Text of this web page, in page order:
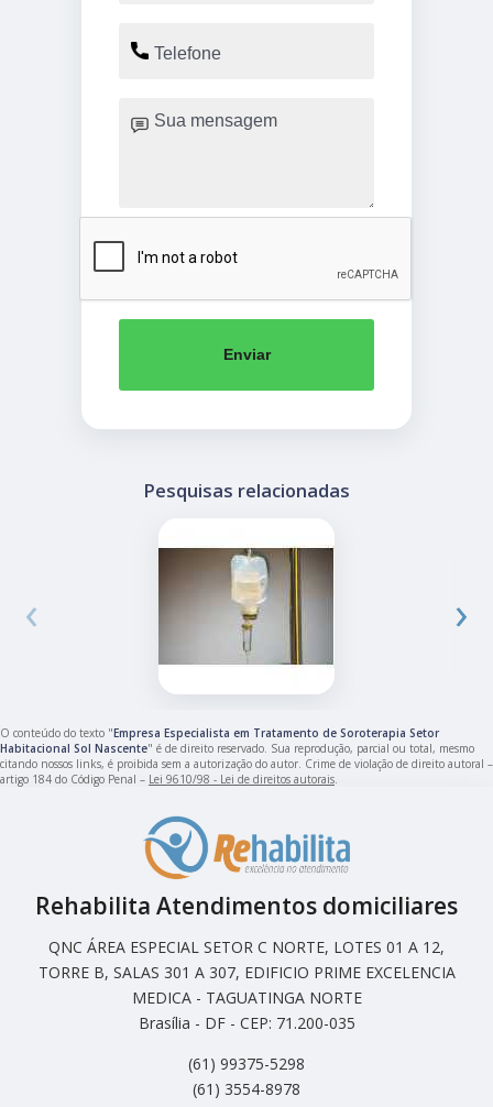
Enviar
Pesquisas relacionadas
‹ ›
O conteúdo do texto "Empresa Especialista em Tratamento de Soroterapia Setor
Habitacional Sol Nascente" é de direito reservado. Sua reprodução, parcial ou total, mesmo
citando nossos links, é proibida sem a autorização do autor. Crime de violação de direito autoral –
artigo 184 do Código Penal – Lei 9610/98 - Lei de direitos autorais
Rehabilita Atendimentos domiciliares
QNC ÁREA ESPECIAL SETOR C NORTE, LOTES 01 A 12,
TORRE B, SALAS 301 A 307, EDIFICIO PRIME EXCELENCIA
MEDICA - TAGUATINGA NORTE
Brasília - DF - CEP: 71.200-035
(61) 99375-5298
(61) 3554-8978